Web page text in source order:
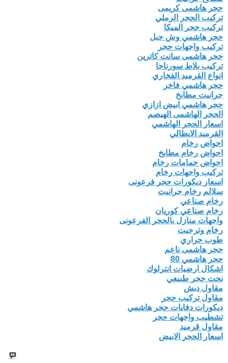
حجر هاشمى كريمى
تركيب الحجر الرملي
تركيب حجر الميكا
حجر هاشمي وش جبل
تركيب واجهات حجر
حجر هاشمى سانت كاترين
تركيب بلاط سورناجا
انواع القرميد الفخاري
حجر هاشمي فاخر
جرانيت مطابخ
حجر هاشمي ابيض ازازي
الحجر الهاشمى الهيصم
اسعار الحجر الهاشمي
القرميد الايطالي
احواض رخام
احواض رخام مطابخ
احواض حمامات رخام
تركيب واجهات رخام
اسعار ديكورات حجر فرعونى
سلالم رخام جرانيت
رخام صناعي
رخام صناعي كوريان
واجهات منازل بالحجر الفرعونى
رخام وترجيت
طوب حراري
حجر هاشمى ناعم
حجر هاشمي 80
اشكال ارضيات انترلوك
نحت حجر طبيعي
مقاول دبش
مقاول تركيب حجر
ديكورات دفايات حجر هاشمي
تشطيب واجهات حجر
مقاول قرميد
اسعار الحجر الابيض